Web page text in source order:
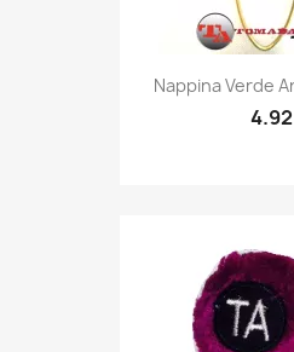
Quick
Nappina Verde
4.92